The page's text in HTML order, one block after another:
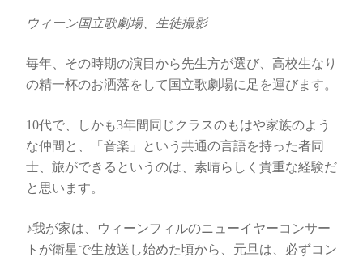
ウィーン国立歌劇場、生徒撮影
毎年、その時期の演目から先生方が選び、高校生なり
の精一杯のお洒落をして国立歌劇場に足を運びます。
10代で、しかも3年間同じクラスのもはや家族のよう
な仲間と、「音楽」という共通の言語を持った者同
士、旅ができるというのは、素晴らしく貴重な経験だ
と思います。
♪我が家は、ウィーンフィルのニューイヤーコンサー
トが衛星で生放送し始めた頃から、元旦は、必ずコン